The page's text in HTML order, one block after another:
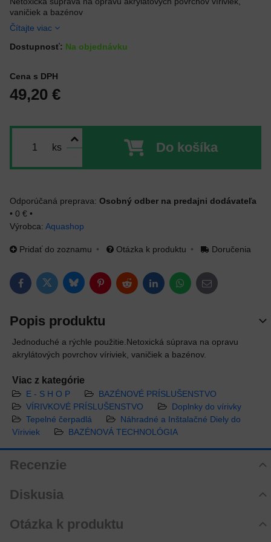
vaničiek a bazénov
Čítajte viac
Dostupnosť: Na objednávku
Cena s DPH
49,20 €
ks Do košíka
Osobný odber na predajni dodávateľa
• 0 € •
Výrobca: Aquashop
Pridať do zoznamu Otázka k produktu Doručenia
FacebookTwitterBlueskyPinterestRedditLinkedInWhatsApp
E-mail
Popis produktu
Jednoduché a rýchle použitie.Netoxická súprava na opravu
akrylátových povrchov víriviek, vaničiek a bazénov.
Viac z kategórie
E - S H O P
BAZÉNOVÉ PRÍSLUŠENSTVO
VÍRIVKOVÉ PRÍSLUŠENSTVO
Doplnky do vírivky
Tepelné čerpadlá
Náhradné a Inštalačné Diely do
Víriviek
BAZÉNOVÁ TECHNOLÓGIA
Recenzie
Zatiaľ bez hodnotenia. Buďte prvý!
Pridať recenziu
Diskusia
Zatiaľ nie sú žiadne komentáre! Buďte prvý!
Otázka k produktu